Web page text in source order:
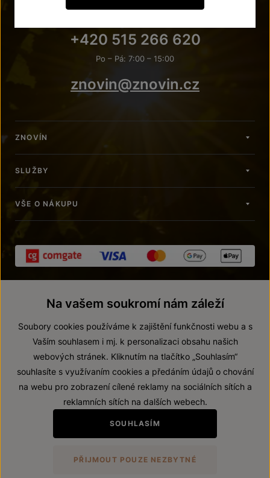
+420 515 266 620
Po – Pá: 7:00 – 15:00
znovin@znovin.cz
ZNOVÍN
SLUŽBY
VŠE O NÁKUPU
© 2026 ZNOVÍN ZNOJMO, a. s.
Prohlášení o přístupnosti
Zákaz prodeje alkoholických nápojů osobám mladším 18 let.
VytvořilwebProgress
Na vašem soukromí nám záleží
Soubory cookies používáme k zajištění funkčnosti webu a s
Vaším souhlasem i mj. k personalizaci obsahu našich
webových stránek. Kliknutím na tlačítko „Souhlasím“
souhlasíte s využívaním cookies a předáním údajů o chování
na webu pro zobrazení cílené reklamy na sociálních sítích a
reklamních sítích na dalších webech.
SOUHLASÍM
PŘIJMOUT POUZE NEZBYTNÉ